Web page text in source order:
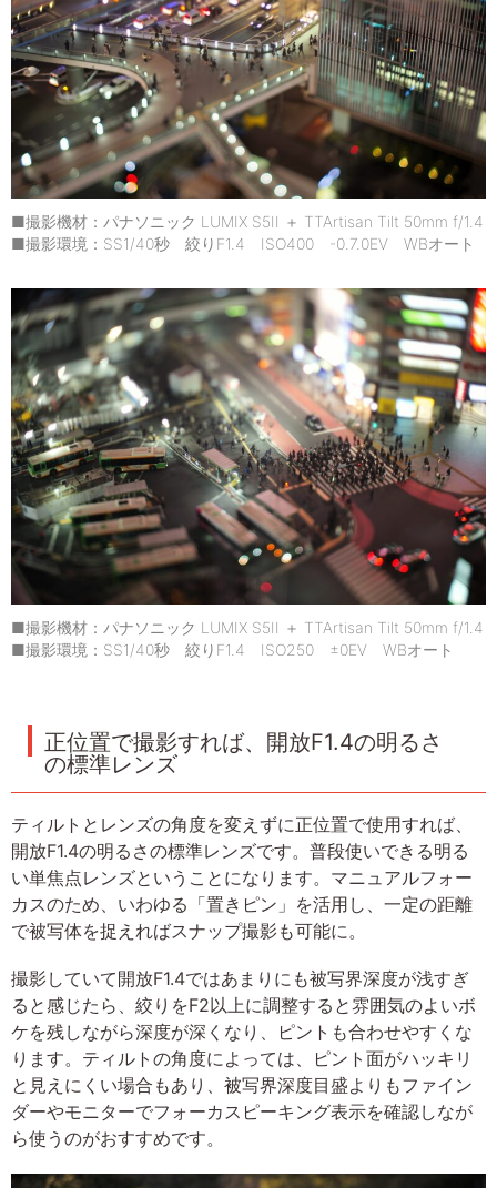
■撮影機材：パナソニック LUMIX S5II ＋ TTArtisan Tilt 50mm f/1.4
■撮影環境：SS1/40秒 絞りF1.4 ISO400 -0.7.0EV WBオート
■撮影機材：パナソニック LUMIX S5II ＋ TTArtisan Tilt 50mm f/1.4
■撮影環境：SS1/40秒 絞りF1.4 ISO250 ±0EV WBオート
正位置で撮影すれば、開放F1.4の明るさ
の標準レンズ
ティルトとレンズの角度を変えずに正位置で使用すれば、
開放F1.4の明るさの標準レンズです。普段使いできる明る
い単焦点レンズということになります。マニュアルフォー
カスのため、いわゆる「置きピン」を活用し、一定の距離
で被写体を捉えればスナップ撮影も可能に。
撮影していて開放F1.4ではあまりにも被写界深度が浅すぎ
ると感じたら、絞りをF2以上に調整すると雰囲気のよいボ
ケを残しながら深度が深くなり、ピントも合わせやすくな
ります。ティルトの角度によっては、ピント面がハッキリ
と見えにくい場合もあり、被写界深度目盛よりもファイン
ダーやモニターでフォーカスピーキング表示を確認しなが
ら使うのがおすすめです。